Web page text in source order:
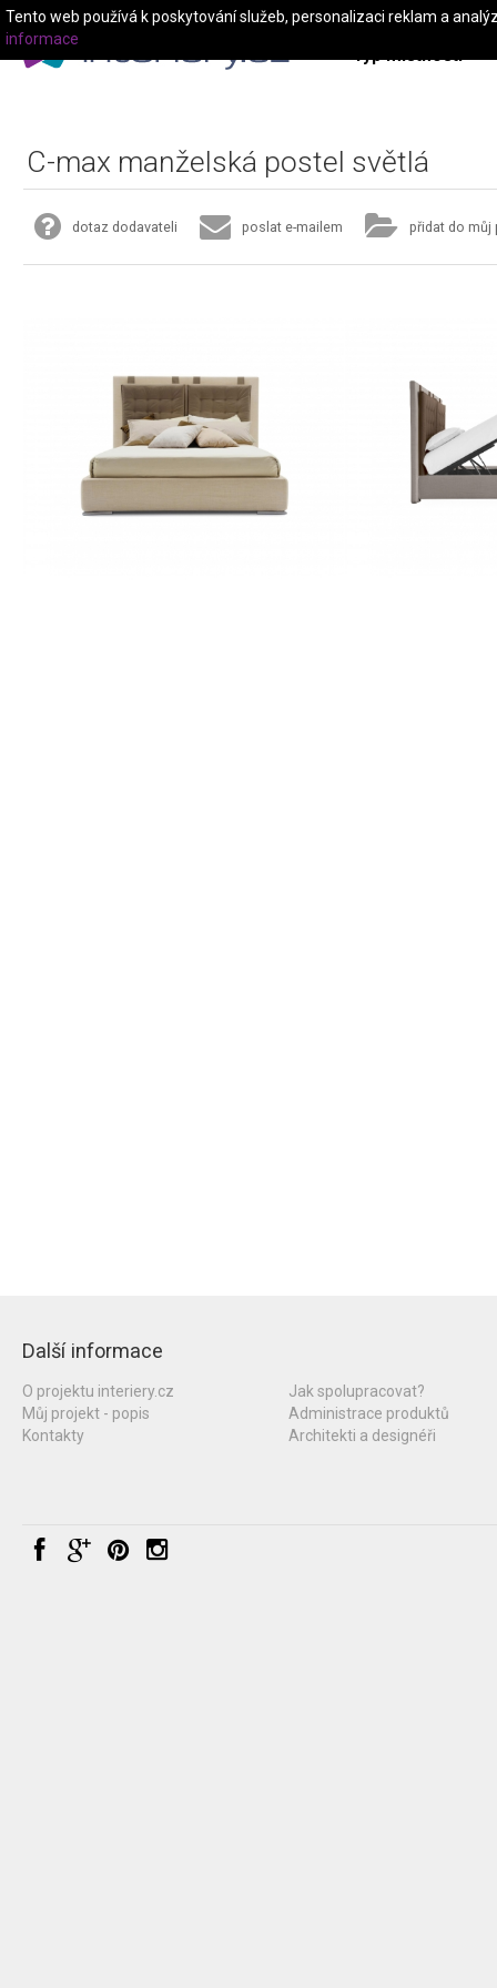
Typ místnosti
C-max manželská postel světlá
dotaz dodavateli poslat e-mailem přidat do můj
Další informace
O projektu interiery.cz
Můj projekt - popis
Kontakty
Jak spolupracovat?
Administrace produktů
Architekti a designéři
Tento web používá k poskytování služeb, personalizaci reklam a
informace